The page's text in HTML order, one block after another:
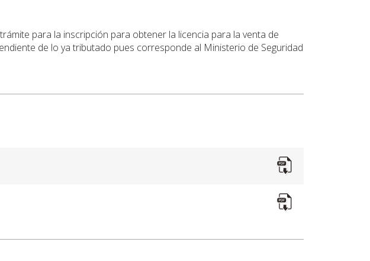
para la inscripción para obtener la licencia para la venta de
de lo ya tributado pues corresponde al Ministerio de Seguridad